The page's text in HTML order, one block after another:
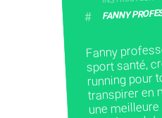
# FANNY
Fanny
sport santé,
running pour
transpirer en
une